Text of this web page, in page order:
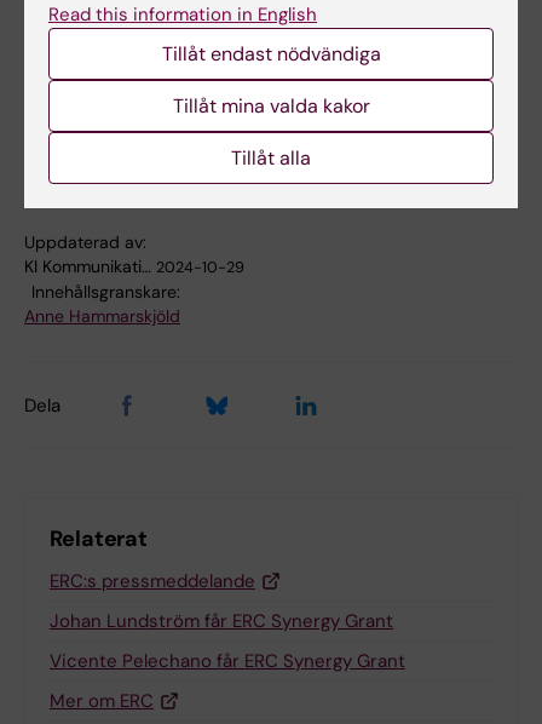
Anslag Europeiska forskningsrådet (ERC)
Finansiering Cancer och onkologi
Gastroenterologi
Uppdaterad av:
KI Kommunikati… 2024-10-29
Innehållsgranskare:
Anne Hammarskjöld
Dela
Relaterat
ERC:s pressmeddelande
Johan Lundström får ERC Synergy Grant
Vicente Pelechano får ERC Synergy Grant
Mer om ERC
Read this information in English
Tillåt endast nödvändiga
Tillåt mina valda kakor
Tillåt alla